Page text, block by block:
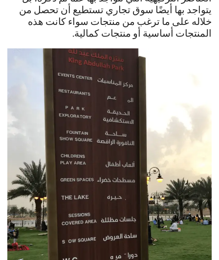
يتواجد بها أيضًا سوق تجاري تستطيع أن تحصل من
خلاله على ما ترغب من منتجات سواء كانت هذه
المنتجات أساسية أو منتجات كمالية.